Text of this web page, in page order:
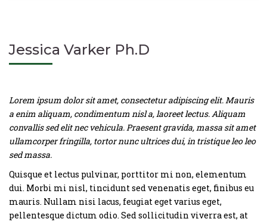
Jessica Varker Ph.D
Lorem ipsum dolor sit amet, consectetur adipiscing elit. Mauris
a enim aliquam, condimentum nisl a, laoreet lectus. Aliquam
convallis sed elit nec vehicula. Praesent gravida, massa sit amet
ullamcorper fringilla, tortor nunc ultrices dui, in tristique leo leo
sed massa.
Quisque et lectus pulvinar, porttitor mi non, elementum
dui. Morbi mi nisl, tincidunt sed venenatis eget, finibus eu
mauris. Nullam nisi lacus, feugiat eget varius eget,
pellentesque dictum odio. Sed sollicitudin viverra est, at